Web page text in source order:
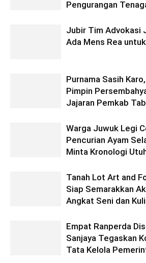
Pengurangan
Jubir Tim Advokasi
Ada Mens Rea
Purnama Sasih
Pimpin
Jajaran Pemkab
Warga Juwuk Legi
Pencurian Ayam
Minta Kronologi
Tanah Lot Art and
Siap Semarakkan
Angkat Seni dan
Empat Ranperda
Sanjaya Tegaskan
Tata Kelola